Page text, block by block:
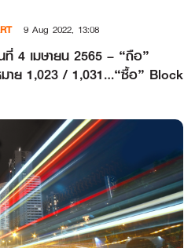
9 Aug 2022, 13:08
4 เมษายน 2565 – “ถือ”
มาย 1,023 / 1,031…“ซื้อ” Block